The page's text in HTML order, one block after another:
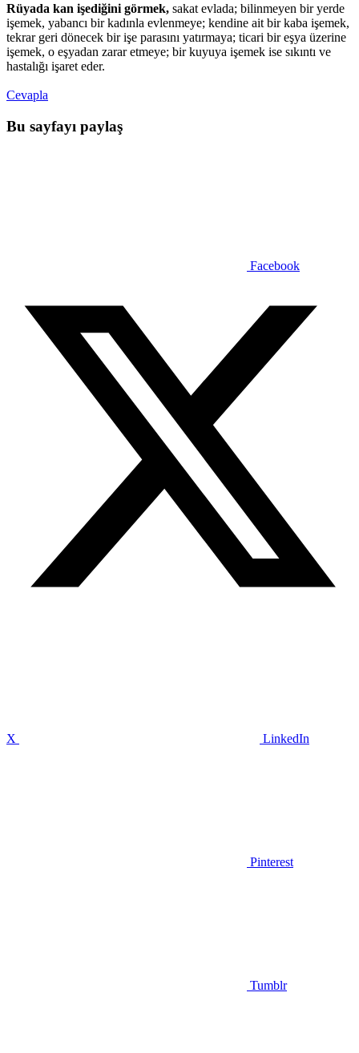
Rüyada kan işediğini görmek, sakat evlada; bilinmeyen bir yerde
işemek, yabancı bir kadınla evlenmeye; kendine ait bir kaba işemek,
tekrar geri dönecek bir işe parasını yatırmaya; ticari bir eşya üzerine
işemek, o eşyadan zarar etmeye; bir kuyuya işemek ise sıkıntı ve
hastalığı işaret eder.
Cevapla
Bu sayfayı paylaş
Facebook
X LinkedIn
Pinterest
Tumblr